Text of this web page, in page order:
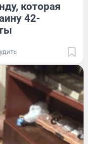
которая
42-